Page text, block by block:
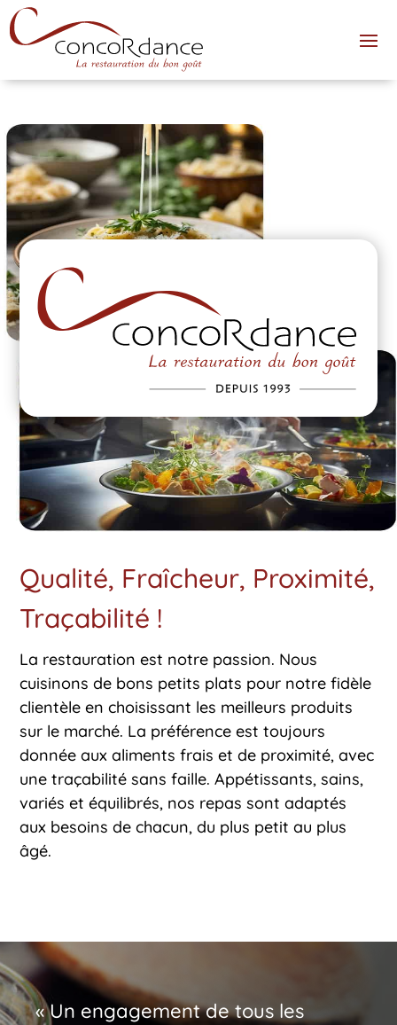
Qualité, Fraîcheur, Proximité,
Traçabilité !
La restauration est notre passion. Nous
cuisinons de bons petits plats pour notre fidèle
clientèle en choisissant les meilleurs produits
sur le marché. La préférence est toujours
donnée aux aliments frais et de proximité, avec
une traçabilité sans faille. Appétissants, sains,
variés et équilibrés, nos repas sont adaptés
aux besoins de chacun, du plus petit au plus
âgé.
« Un engagement de tous les